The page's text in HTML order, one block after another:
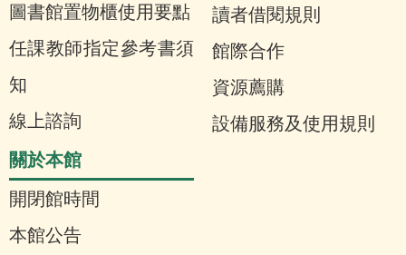
圖書館置物櫃使用要點
任課教師指定參考書須
知
線上諮詢
讀者借閱規則
館際合作
資源薦購
設備服務及使用規則
關於本館
開閉館時間
本館公告